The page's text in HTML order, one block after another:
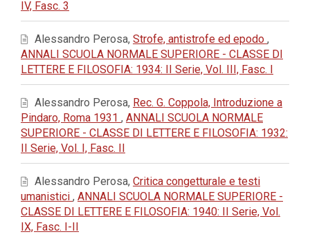
IV, Fasc. 3
Alessandro Perosa, Strofe, antistrofe ed epodo ,
ANNALI SCUOLA NORMALE SUPERIORE - CLASSE DI
LETTERE E FILOSOFIA: 1934: II Serie, Vol. III, Fasc. I
Alessandro Perosa, Rec. G. Coppola, Introduzione a
Pindaro, Roma 1931 , ANNALI SCUOLA NORMALE
SUPERIORE - CLASSE DI LETTERE E FILOSOFIA: 1932:
II Serie, Vol. I, Fasc. II
Alessandro Perosa, Critica congetturale e testi
umanistici , ANNALI SCUOLA NORMALE SUPERIORE -
CLASSE DI LETTERE E FILOSOFIA: 1940: II Serie, Vol.
IX, Fasc. I-II